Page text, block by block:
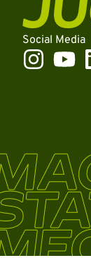
Social Media